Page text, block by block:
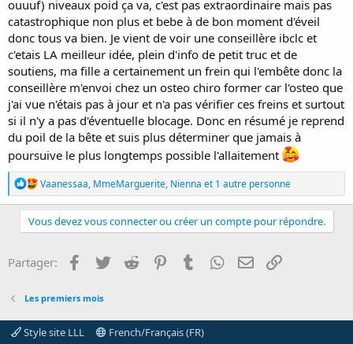
ouuuf) niveaux poid ça va, c'est pas extraordinaire mais pas
catastrophique non plus et bebe à de bon moment d'éveil
donc tous va bien. Je vient de voir une conseillère ibclc et
c'etais LA meilleur idée, plein d'info de petit truc et de
soutiens, ma fille a certainement un frein qui l'embête donc la
conseillère m'envoi chez un osteo chiro former car l'osteo que
j'ai vue n'étais pas à jour et n'a pas vérifier ces freins et surtout
si il n'y a pas d'éventuelle blocage. Donc en résumé je reprend
du poil de la bête et suis plus déterminer que jamais à
poursuive le plus longtemps possible l'allaitement
R
é
a
c
t
o
n
:
Vaanessaa, MmeMarguerite, Nienna et 1 autre personne
Vous devez vous connecter ou créer un compte pour répondre.
Partager: Facebook
Twitter Reddit PinterestTumblr WhatsApp
E-mail
Les premiers mois
Style site LLL French/Français (FR)